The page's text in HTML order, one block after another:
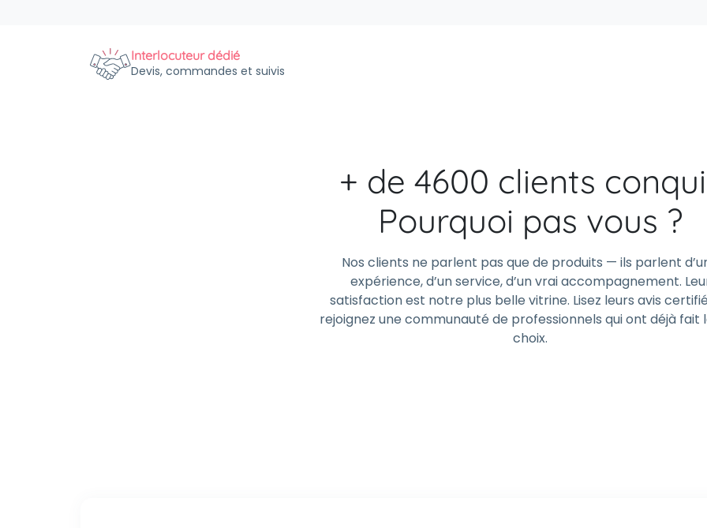
Interlocuteur dédié
Devis, commandes et suivis
+ de 4600 clients
Pourquoi pas vous ?
Nos clients ne parlent pas que de produits — ils parlent
expérience, d’un service, d’un vrai accompagnement.
satisfaction est notre plus belle vitrine. Lisez leurs avis
rejoignez une communauté de professionnels qui ont déjà fait
choix.